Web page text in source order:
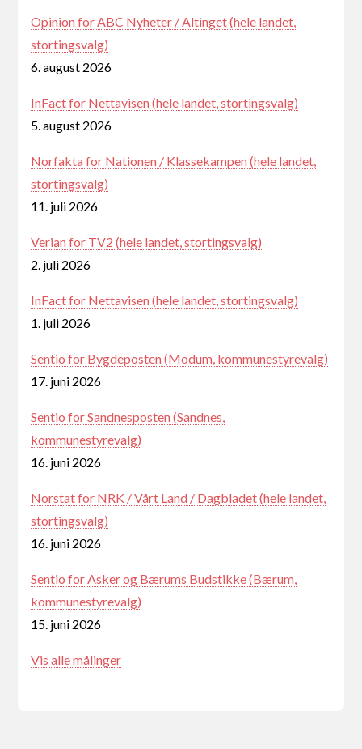
Opinion for ABC Nyheter / Altinget (hele landet,
stortingsvalg)
6. august 2026
InFact for Nettavisen (hele landet, stortingsvalg)
5. august 2026
Norfakta for Nationen / Klassekampen (hele landet,
stortingsvalg)
11. juli 2026
Verian for TV2 (hele landet, stortingsvalg)
2. juli 2026
InFact for Nettavisen (hele landet, stortingsvalg)
1. juli 2026
Sentio for Bygdeposten (Modum, kommunestyrevalg)
17. juni 2026
Sentio for Sandnesposten (Sandnes,
kommunestyrevalg)
16. juni 2026
Norstat for NRK / Vårt Land / Dagbladet (hele landet,
stortingsvalg)
16. juni 2026
Sentio for Asker og Bærums Budstikke (Bærum,
kommunestyrevalg)
15. juni 2026
Vis alle målinger